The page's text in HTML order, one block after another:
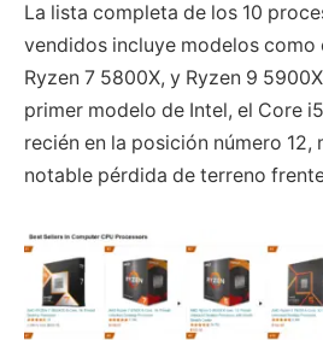
La lista completa de los 10
vendidos incluye modelos como
Ryzen 7 5800X, y Ryzen 9
primer modelo de Intel, el Core
recién en la posición número 12,
notable pérdida de terreno